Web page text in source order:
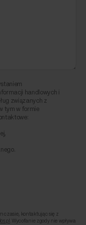
handlowych i
związanych z
tym w formie
czasie, kontaktując się z
. Wycofanie zgody nie wpływa